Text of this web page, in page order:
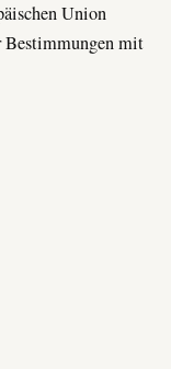
Union
Bestimmungen mit